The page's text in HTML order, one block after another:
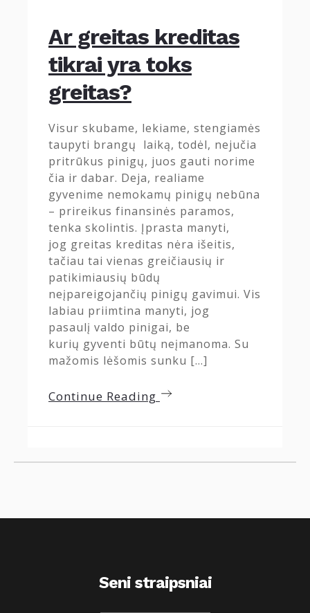
Ar greitas kreditas
tikrai yra toks
greitas?
Visur skubame, lekiame, stengiamės
taupyti brangų laiką, todėl, nejučia
pritrūkus pinigų, juos gauti norime
čia ir dabar. Deja, realiame
gyvenime nemokamų pinigų nebūna
– prireikus finansinės paramos,
tenka skolintis. Įprasta manyti,
jog greitas kreditas nėra išeitis,
tačiau tai vienas greičiausių ir
patikimiausių būdų
neįpareigojančių pinigų gavimui. Vis
labiau priimtina manyti, jog
pasaulį valdo pinigai, be
kurių gyventi būtų neįmanoma. Su
mažomis lėšomis sunku […]
Continue Reading
Seni straipsniai